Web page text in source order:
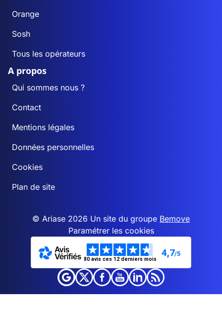
Orange
Sosh
Tous les opérateurs
A propos
Qui sommes nous ?
Contact
Mentions légales
Données personnelles
Cookies
Plan de site
© Ariase 2026 Un site du groupe Bemove
Paramétrer les cookies
80 avis ces 12 derniers mois
4,7/5